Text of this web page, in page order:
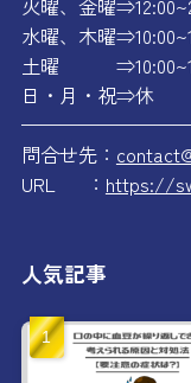
水曜、木曜
土曜
日・月・祝⇒休
問合せ先：
URL ： https://
人気記事